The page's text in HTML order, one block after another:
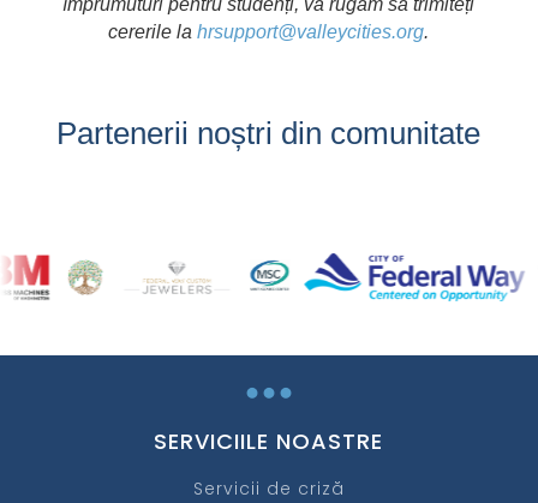
împrumuturi pentru studenți, vă rugăm să trimiteți
cererile lahrsupport@valleycities.org.
Partenerii noștri din comunitate
...
SERVICIILE NOASTRE
Servicii de criză